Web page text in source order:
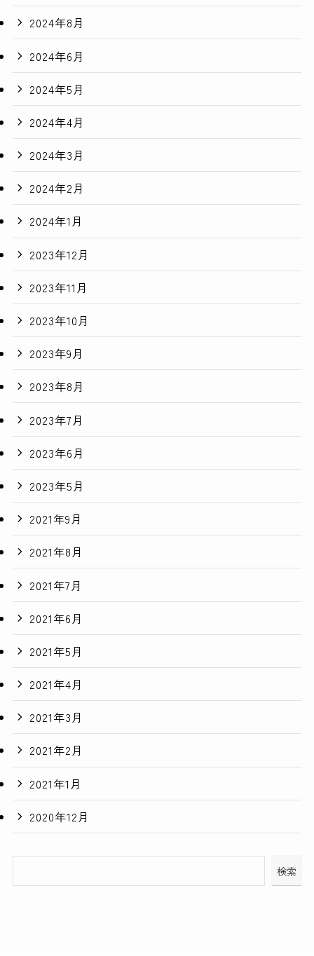
2024年8月
2024年6月
2024年5月
2024年4月
2024年3月
2024年2月
2024年1月
2023年12月
2023年11月
2023年10月
2023年9月
2023年8月
2023年7月
2023年6月
2023年5月
2021年9月
2021年8月
2021年7月
2021年6月
2021年5月
2021年4月
2021年3月
2021年2月
2021年1月
2020年12月
検索